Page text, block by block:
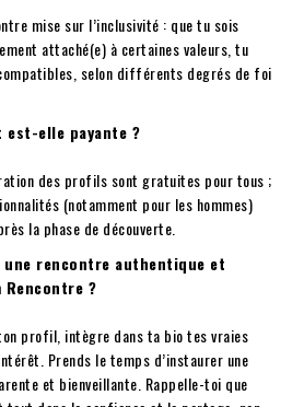
mise sur l’inclusivité : que tu sois
attaché(e) à certaines valeurs, tu
selon différents degrés de foi
est-elle payante ?
des profils sont gratuites pour tous ;
(notamment pour les hommes)
la phase de découverte.
une rencontre authentique et
?
profil, intègre dans ta bio tes vraies
Prends le temps d’instaurer une
et bienveillante. Rappelle-toi que